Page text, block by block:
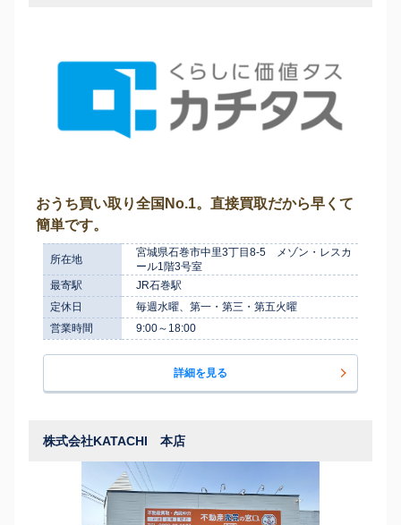
おうち買い取り全国No.1。直接買取だから早くて
簡単です。
所在地
宮城県石巻市中里3丁目8-5 メゾン・レスカ
ール1階3号室
最寄駅
JR石巻駅
定休日
毎週水曜、第一・第三・第五火曜
営業時間
9:00～18:00
詳細を見る
株式会社KATACHI 本店